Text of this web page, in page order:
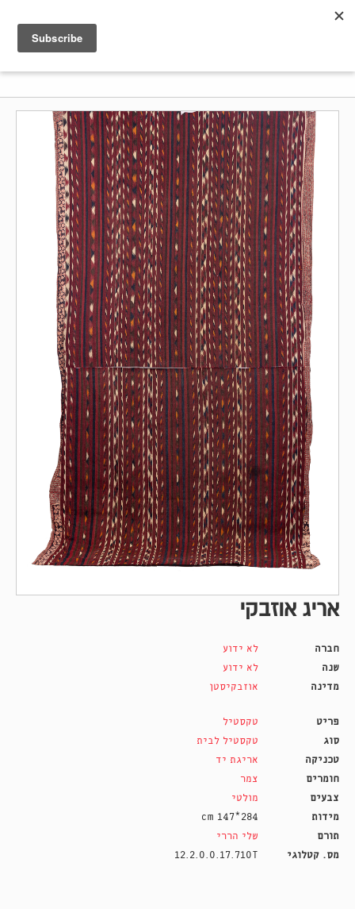
אריג אוזבקי
חברה
לא ידוע
שנה
לא ידוע
מדינה
אוזבקיסטן
פריט
טקסטיל
סוג
טקסטיל לבית
טכניקה
אריגת יד
חומרים
צמר
צבעים
מולטי
מידות
284*147 cm
תורם
שלי הררי
מס. קטלוגי
12.2.0.0.17.710T